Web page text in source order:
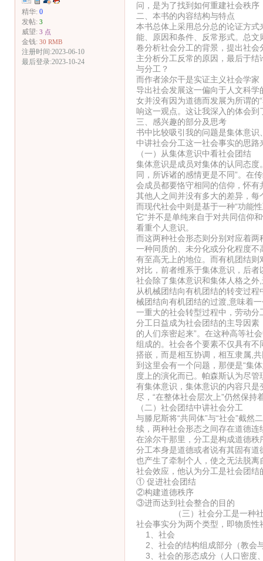
精华: 0
发帖: 3
威望: 3 点
金钱: 30 RMB
注册时间:2023-06-10
最后登录:2023-10-24
问，是为了找到如何重建社会秩
二、本书的内容结构与特点
本书总体上采用总分总的论证方
能、原因和条件、反常形式。总
卷分析社会分工的背景，提出社
主分析分工反常的原因，最后于
与分工？
而作者涂尔干是实证主义社会学
导出社会发展这一偏向于人文科
女并没有因为道德而发展为所谓的
响这一观点。这让我深入的体会
三、感兴趣的部分及思考
书中比较吸引我的问题是集体意
中讲社会分工这一社会事实的思路
（一）从集体意识中看社会团结
集体意识是成员对集体的认同态
同，所诉诸的感情更是不同”。在
会成员都要恪守相同的信仰，怀
其他人之间并没有多大的差异，
而现代社会中则是基于一种“功能
它“并不是单纯来自于对共同信仰
看重个人意识。
而这两种社会形态则分别对应着
一种同质的、未分化或分化程度
有至高无上的地位。而有机团结
对比，前者维系于集体意识，后
社会除了集体意识和集体人格之
从机械团结向有机团结的转变过
械团结向有机团结的过渡,意味着
一重大的社会转型过程中，劳动
分工日益成为社会团结的主导因
的人们亲密起来”。在这种高等社
组成的。社会各个要素不仅具有
搭嵌，而是相互协调，相互隶属,
到这里会有一个问题，那便是“集
度上的演化而已。帕森斯认为尽
有集体意识，集体意识的内容只
尽，“在整体社会层次上”仍然保
（二）社会团结中讲社会分工
与滕尼斯将“共同体”与“社会”截
续，两种社会形态之间存在道德连
在涂尔干那里，分工是构成道德
分工本身是道德或者说有其固有
也产生了牵制个人，使之无法脱
社会效应，他认为分工是社会团结
① 促进社会团结
②构建道德秩序
③进而达到社会整合的目的
（三）社会分工是一种社
社会事实分为两个类型，即物质
1、社会
2、社会的结构组成部分（教会
3、社会的形态成分（人口密度